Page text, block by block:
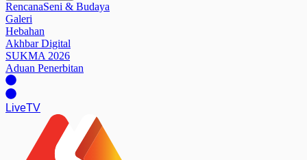
RencanaSeni & Budaya
Galeri
Hebahan
Akhbar Digital
SUKMA 2026
Aduan Penerbitan
LiveTV